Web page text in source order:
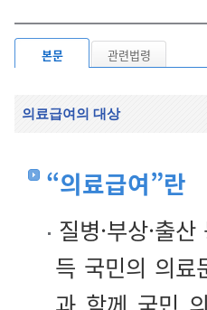
본문 관련법령
의료급여의 대상
“의료급여”란
질병·부상·출
득 국민의 의료